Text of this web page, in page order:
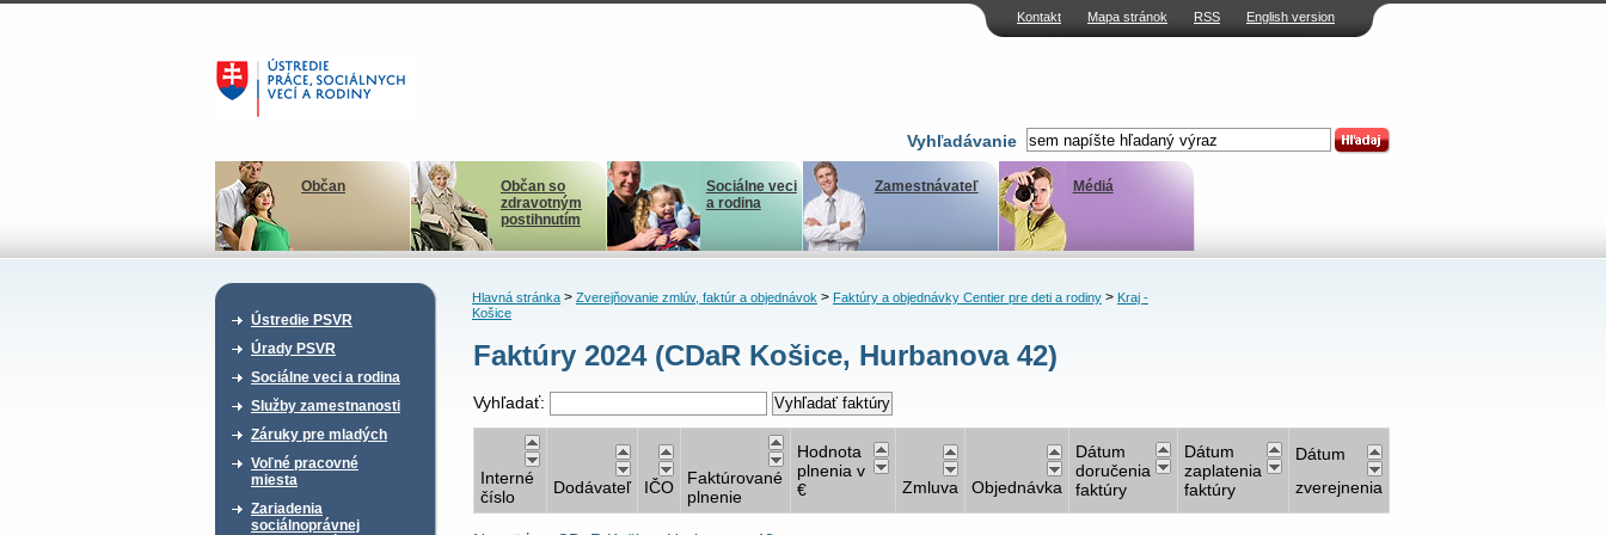
Kontakt Mapa stránok RSS English version
Vyhľadávanie
Občan
Občan so
zdravotným
postihnutím
Sociálne veci
a rodina
Zamestnávateľ Médiá
Ústredie PSVR
Úrady PSVR
Sociálne veci a rodina
Služby zamestnanosti
Záruky pre mladých
Voľné pracovné
miesta
Zariadenia
sociálnoprávnej
Hlavná stránka> Zverejňovanie zmlúv, faktúr a objednávok> Faktúry a objednávky Centier pre deti a rodiny> Kraj -
Košice
Faktúry 2024 (CDaR Košice, Hurbanova 42)
Vyhľadať:
Interné
číslo
Dodávateľ IČO
Faktúrované
plnenie
Hodnota
plnenia v
€
Zmluva Objednávka
Dátum
doručenia
faktúry
Dátum
zaplatenia
faktúry
Dátum
zverejnenia